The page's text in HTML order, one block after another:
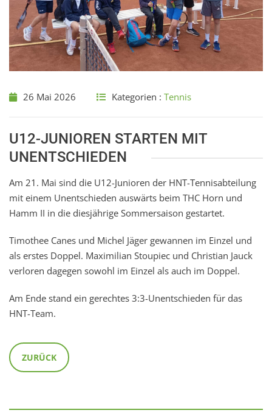
26 Mai 2026 Kategorien : Tennis
U12-JUNIOREN STARTEN MIT
UNENTSCHIEDEN
Am 21. Mai sind die U12-Junioren der HNT-Tennisabteilung
mit einem Unentschieden auswärts beim THC Horn und
Hamm II in die diesjährige Sommersaison gestartet.
Timothee Canes und Michel Jäger gewannen im Einzel und
als erstes Doppel. Maximilian Stoupiec und Christian Jauck
verloren dagegen sowohl im Einzel als auch im Doppel.
Am Ende stand ein gerechtes 3:3-Unentschieden für das
HNT-Team.
ZURÜCK